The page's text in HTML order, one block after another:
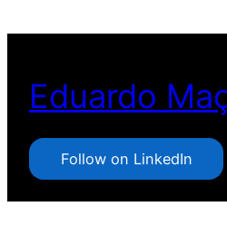
conteúdo
Eduardo
Follow on LinkedIn